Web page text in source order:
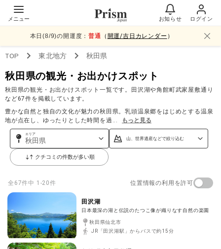
メニュー お知らせ ログイン
本日(8/9)の開運度：普通 （ 開運/吉日カレンダー ）
TOP 東北地方 秋田県
秋田県の観光・お出かけスポット
秋田県の観光・お出かけスポット一覧です。田沢湖や角館町武家屋敷通り
など67件を掲載しています。
豊かな自然と独自の文化が魅力の秋田県。乳頭温泉郷をはじめとする温泉
地が点在し、ゆったりとした時間を過 ... もっと見る
エリア
秋田県 山、世界遺産などで絞り込む
クチコミの件数が多い順
全 67件中 1-20件 位置情報の利用を許可
田沢湖
日本最深の湖と伝説のたつこ像が織りなす自然の楽園
秋田県仙北市
JR「田沢湖駅」からバスで約15分